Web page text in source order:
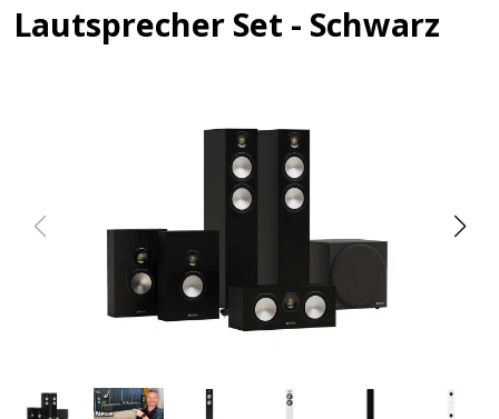
Lautsprecher Set - Schwarz